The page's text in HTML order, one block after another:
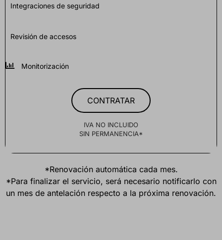
Integraciones de seguridad
Revisión de accesos
Monitorización
CONTRATAR
IVA NO INCLUIDO
SIN PERMANENCIA*
*Renovación automática cada mes.
*Para finalizar el servicio, será necesario notificarlo con
un mes de antelación respecto a la próxima renovación.